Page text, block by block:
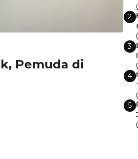
Pemuda di
2
3
4
5